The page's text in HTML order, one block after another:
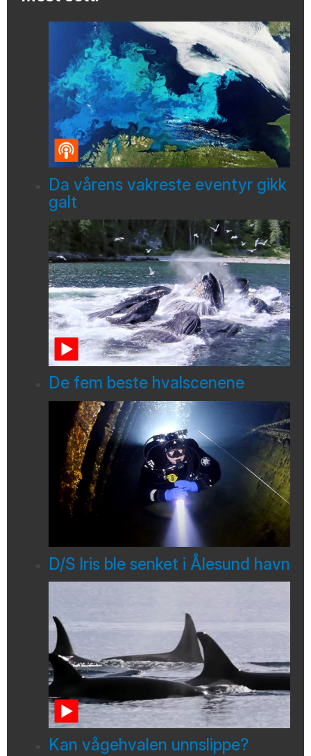
Da vårens vakreste eventyr gikk
galt
De fem beste hvalscenene
D/S Iris ble senket i Ålesund havn
Kan vågehvalen unnslippe?